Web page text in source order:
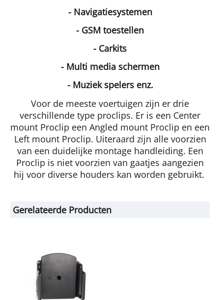
- Navigatiesystemen
- GSM toestellen
- Carkits
- Multi media schermen
- Muziek spelers enz.
Voor de meeste voertuigen zijn er drie
verschillende type proclips. Er is een Center
mount Proclip een Angled mount Proclip en een
Left mount Proclip. Uiteraard zijn alle voorzien
van een duidelijke montage handleiding. Een
Proclip is niet voorzien van gaatjes aangezien
hij voor diverse houders kan worden gebruikt.
Gerelateerde Producten